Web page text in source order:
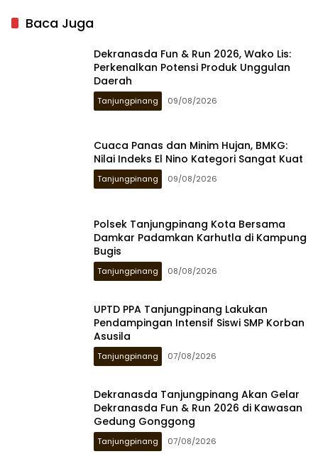
Baca Juga
Dekranasda Fun & Run 2026, Wako Lis:
Perkenalkan Potensi Produk Unggulan
Daerah
Tanjungpinang 09/08/2026
Cuaca Panas dan Minim Hujan, BMKG:
Nilai Indeks El Nino Kategori Sangat Kuat
Tanjungpinang 09/08/2026
Polsek Tanjungpinang Kota Bersama
Damkar Padamkan Karhutla di Kampung
Bugis
Tanjungpinang 08/08/2026
UPTD PPA Tanjungpinang Lakukan
Pendampingan Intensif Siswi SMP Korban
Asusila
Tanjungpinang 07/08/2026
Dekranasda Tanjungpinang Akan Gelar
Dekranasda Fun & Run 2026 di Kawasan
Gedung Gonggong
Tanjungpinang 07/08/2026